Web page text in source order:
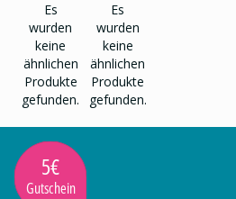
Es
wurden
keine
ähnlichen
Produkte
gefunden.
Es
wurden
keine
ähnlichen
Produkte
gefunden.
5€
Gutschein